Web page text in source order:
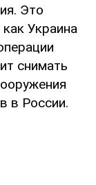
Это
Украина
снимать
в России.